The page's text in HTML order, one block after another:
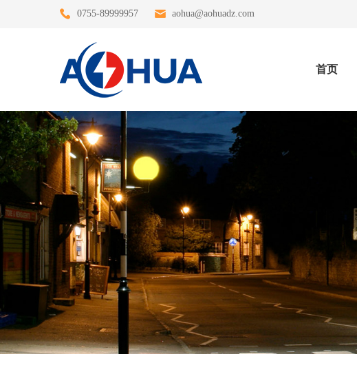
0755-89999957 aohua@aohuadz.com
首页